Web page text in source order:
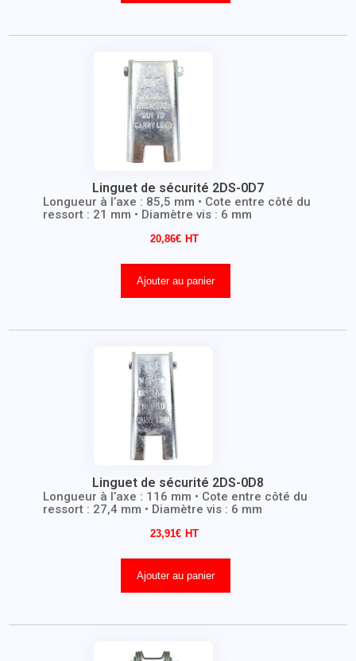
Linguet de sécurité 2DS-0D7
Longueur à l’axe : 85,5 mm • Cote entre côté du
ressort : 21 mm • Diamètre vis : 6 mm
20,86€
Ajouter au panier
Linguet de sécurité 2DS-0D8
Longueur à l’axe : 116 mm • Cote entre côté du
ressort : 27,4 mm • Diamètre vis : 6 mm
23,91€
Ajouter au panier